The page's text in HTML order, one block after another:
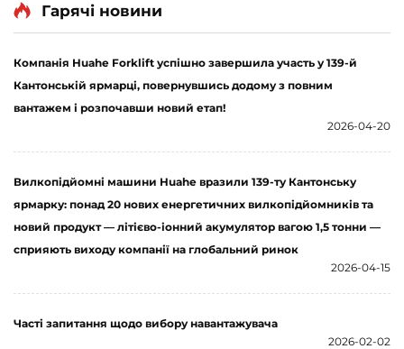
акумулятором, ціна
Гарячі новини
Компанія Huahe Forklift успішно завершила участь у 139-й
Кантонській ярмарці, повернувшись додому з повним
вантажем і розпочавши новий етап!
2026-04-20
Вилкопідйомні машини Huahe вразили 139-ту Кантонську
ярмарку: понад 20 нових енергетичних вилкопідйомників та
новий продукт — літієво-іонний акумулятор вагою 1,5 тонни —
сприяють виходу компанії на глобальний ринок
2026-04-15
Часті запитання щодо вибору навантажувача
2026-02-02